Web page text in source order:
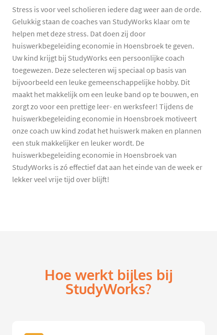
Stress is voor veel scholieren iedere dag weer aan de orde.
Gelukkig staan de coaches van StudyWorks klaar om te
helpen met deze stress. Dat doen zij door
huiswerkbegeleiding economie in Hoensbroek te geven.
Uw kind krijgt bij StudyWorks een persoonlijke coach
toegewezen. Deze selecteren wij speciaal op basis van
bijvoorbeeld een leuke gemeenschappelijke hobby. Dit
maakt het makkelijk om een leuke band op te bouwen, en
zorgt zo voor een prettige leer- en werksfeer! Tijdens de
huiswerkbegeleiding economie in Hoensbroek motiveert
onze coach uw kind zodat het huiswerk maken en plannen
een stuk makkelijker en leuker wordt. De
huiswerkbegeleiding economie in Hoensbroek van
StudyWorks is zó effectief dat aan het einde van de week er
lekker veel vrije tijd over blijft!
Hoe werkt bijles bij
StudyWorks?